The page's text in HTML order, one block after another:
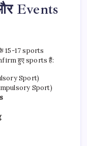
Events
15-17 sports
हुए sports हैं:
Sport)
Sport)